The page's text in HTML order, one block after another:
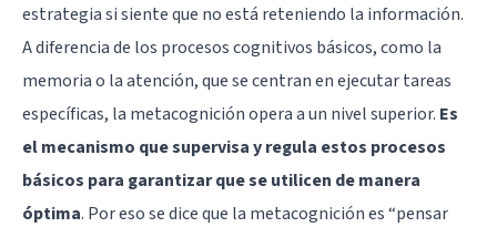
estrategia si siente que no está reteniendo la información.
A diferencia de los procesos cognitivos básicos, como la
memoria o la atención, que se centran en ejecutar tareas
específicas, la metacognición opera a un nivel superior. Es
el mecanismo que supervisa y regula estos procesos
básicos para garantizar que se utilicen de manera
óptima. Por eso se dice que la metacognición es “pensar